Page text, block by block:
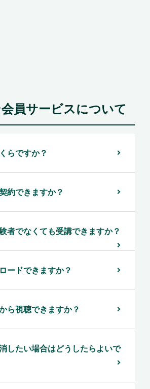
員サービスについて
らですか？
約できますか？
者でなくても受講できますか？
ードできますか？
ら視聴できますか？
したい場合はどうしたらよいで